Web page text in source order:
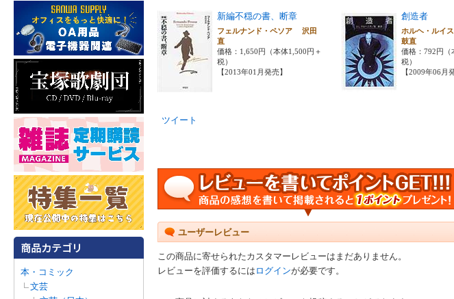
本・コミック
文芸
新編不穏の書、断章
フェルナンド・ペソア 沢田
直
価格：1,650円（本体1,500円＋
税）
【2013年01月発売】
創造者
ホルヘ・ルイ
鼓直
価格：792円（
税）
【2009年06月
ツイート
ユーザーレビュー
この商品に寄せられたカスタマーレビューはまだありません。
レビューを評価するには ログインが必要です。